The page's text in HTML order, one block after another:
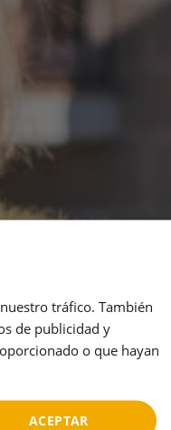
CATALAN
FRENCH
tráfico. También
de publicidad y
o que hayan
ACEPTAR